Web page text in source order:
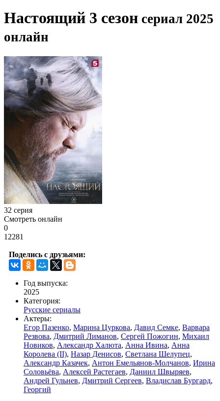
Настоящий 3 сезон сериал 2025
онлайн
32 серия
Смотреть онлайн
0
12281
Поделись с друзьями:
Год выпуска:
2025
Категория:
Русские сериалы
Актеры:
Егор Пазенко, Марина Цуркова, Давид Семке, Варвара
Резвова, Дмитрий Лиманов, Сергей Пожогин, Михаил
Новиков, Александр Халюта, Анна Ивина, Анна
Королева (II), Назар Денисов, Светлана Шелупец,
Александр Казачек, Антон Емельянов-Молчанов, Ирина
Соловьёва, Алексей Растегаев, Даниил Швыряев,
Андрей Гульнев, Дмитрий Сергеев, Владислав Бургард,
Георгий